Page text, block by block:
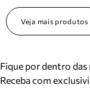
Veja mais produtos
Fique por dentro das
Receba com